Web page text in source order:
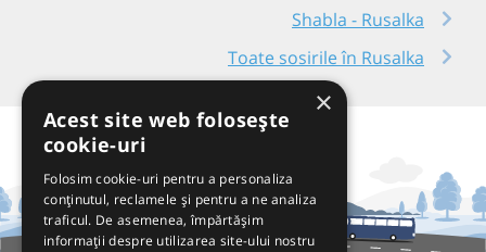
Shabla - Rusalka
Toate sosirile în Rusalka
×
Acest site web folosește
cookie-uri
Folosim cookie-uri pentru a personaliza
conținutul, reclamele și pentru a ne analiza
traficul. De asemenea, împărtășim
informații despre utilizarea site-ului nostru